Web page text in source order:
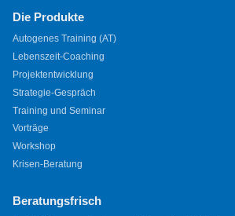
Die Produkte
Autogenes Training (AT)
Lebenszeit-Coaching
Projektentwicklung
Strategie-Gespräch
Training und Seminar
Vorträge
Workshop
Krisen-Beratung
Beratungsfrisch